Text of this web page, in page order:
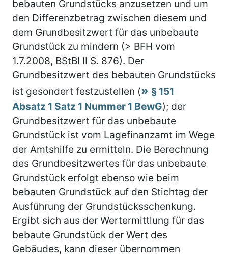
bebauten Grundstücks anzusetzen und um
den Differenzbetrag zwischen diesem und
dem Grundbesitzwert für das unbebaute
Grundstück zu mindern (> BFH vom
1.7.2008, BStBl II S. 876). Der
Grundbesitzwert des bebauten Grundstücks
ist gesondert festzustellen (
§ 151
Absatz 1 Satz 1 Nummer 1 BewG); der
Grundbesitzwert für das unbebaute
Grundstück ist vom Lagefinanzamt im Wege
der Amtshilfe zu ermitteln. Die Berechnung
des Grundbesitzwertes für das unbebaute
Grundstück erfolgt ebenso wie beim
bebauten Grundstück auf den Stichtag der
Ausführung der Grundstücksschenkung.
Ergibt sich aus der Wertermittlung für das
bebaute Grundstück der Wert des
Gebäudes, kann dieser übernommen